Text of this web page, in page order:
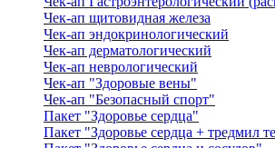
Чек-ап щитовидная железа
Чек-ап эндокринологический
Чек-ап дерматологический
Чек-ап неврологический
Чек-ап "Здоровые вены"
Чек-ап "Безопасный спорт"
Пакет "Здоровье сердца"
Пакет "Здоровье сердца + тредмил